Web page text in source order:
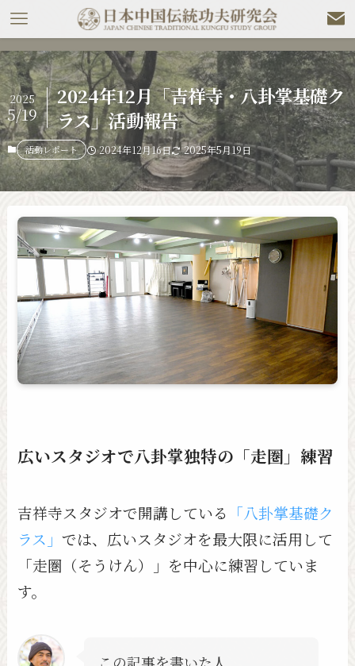
2024年12月「吉祥寺・八卦掌基礎ク
ラス」活動報告
2025
5/19
活動レポート 2024年12月16日 2025年5月19日
広いスタジオで八卦掌独特の「走圏」練習
吉祥寺スタジオで開講している 「八卦掌基礎ク
ラス」 では、広いスタジオを最大限に活用して
「走圏（そうけん）」を中心に練習していま
す。